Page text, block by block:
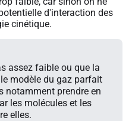
d'interaction des
cinétique.
assez faible ou que la
modèle du gaz parfait
notamment prendre en
les molécules et les
elles.